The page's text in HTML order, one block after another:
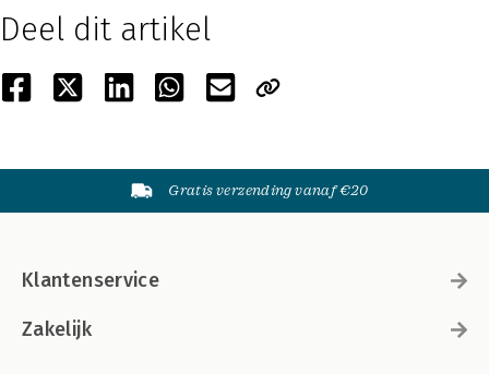
Deel dit artikel
Gratis verzending vanaf €20
Klantenservice
Zakelijk